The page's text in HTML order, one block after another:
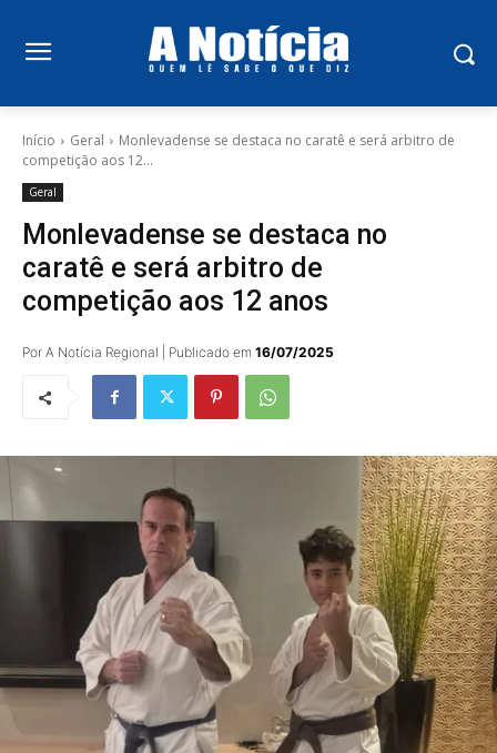
Início Geral
Monlevadense se destaca no caratê e será arbitro de
competição aos 12...
Geral
Monlevadense se destaca no
caratê e será arbitro de
competição aos 12 anos
Por A Notícia Regional | Publicado em 16/07/2025